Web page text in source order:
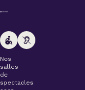
Nos
salles
de
spectacles